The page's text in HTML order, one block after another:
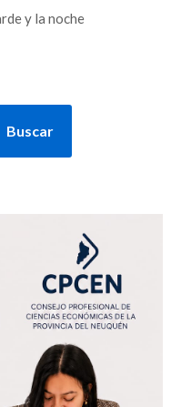
y la noche
Buscar